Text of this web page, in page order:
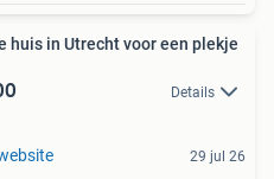
huis in Utrecht voor een plekje
Details
29 jul 26